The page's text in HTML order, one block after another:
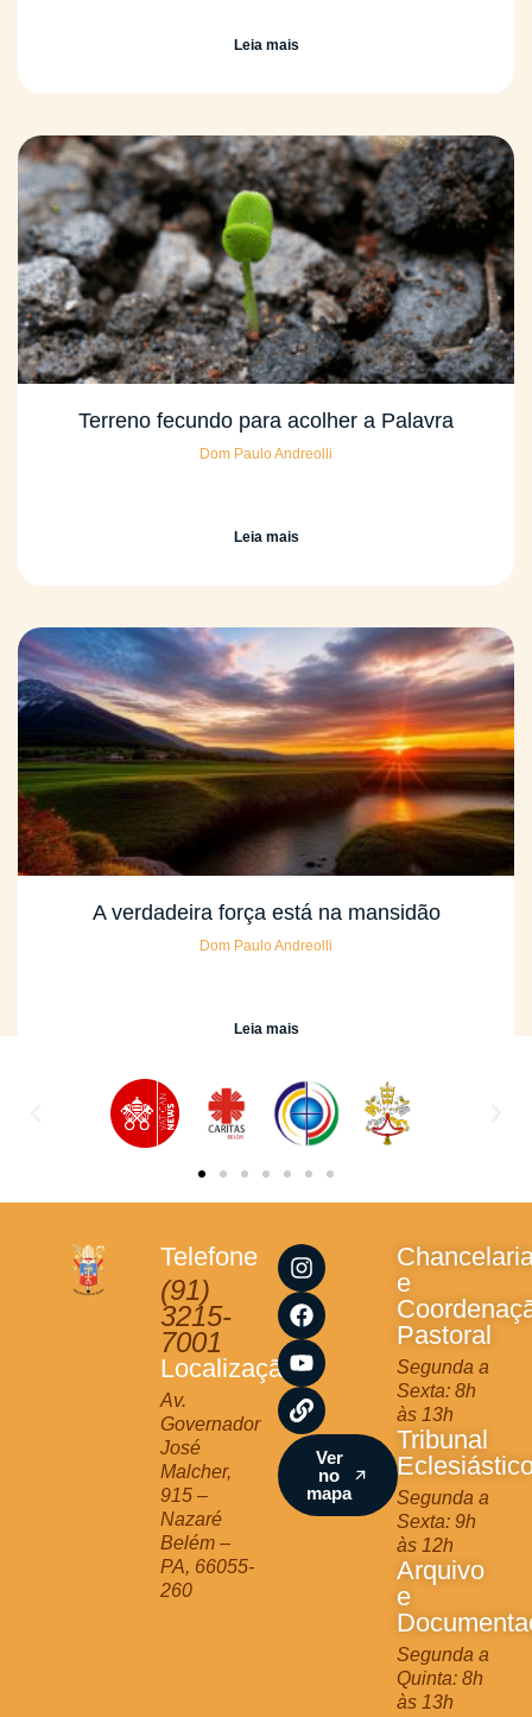
Leia mais
Terreno fecundo para acolher a Palavra
Dom Paulo Andreolli
Leia mais
A verdadeira força está na mansidão
Dom Paulo Andreolli
Leia mais
Telefone
(91)
3215-
7001
Localização
Av.
Governador
José
Malcher,
915 –
Nazaré
Belém –
PA, 66055-
260
I
n
s
t
a
g
r
a
m
F
a
c
e
b
o
o
k
Y
o
u
t
u
b
e
L
i
n
k
Ver
no
mapa
e
Pastoral
Segunda a
Sexta: 8h
às 13h
Tribunal
Segunda a
Sexta: 9h
às 12h
Arquivo
e
Segunda a
Quinta: 8h
às 13h